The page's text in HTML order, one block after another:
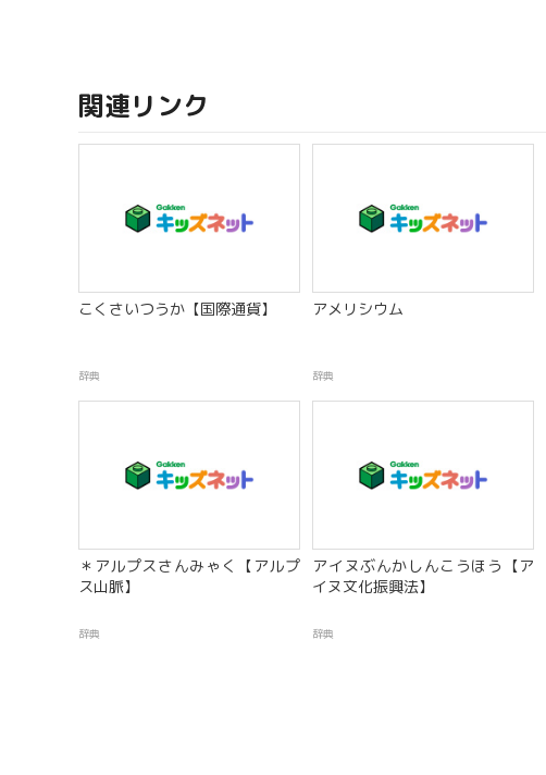
関連リンク
こくさいつうか【国際通貨】
辞典
アメリシウム
辞典
＊アルプスさんみゃく【アルプ
ス山脈】
辞典
アイヌぶんかしんこうほう【ア
イヌ文化振興法】
辞典